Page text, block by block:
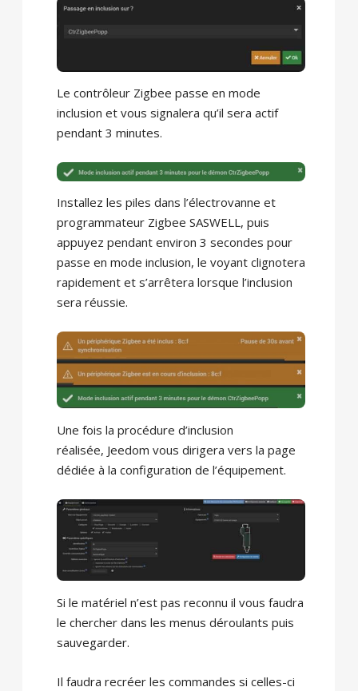
Le contrôleur Zigbee passe en mode
inclusion et vous signalera qu’il sera actif
pendant 3 minutes.
Installez les piles dans l’électrovanne et
programmateur Zigbee SASWELL, puis
appuyez pendant environ 3 secondes pour
passe en mode inclusion, le voyant clignotera
rapidement et s’arrêtera lorsque l’inclusion
sera réussie.
Une fois la procédure d’inclusion
réalisée, Jeedom vous dirigera vers la page
dédiée à la configuration de l’équipement.
Si le matériel n’est pas reconnu il vous faudra
le chercher dans les menus déroulants puis
sauvegarder.
Il faudra recréer les commandes si celles-ci